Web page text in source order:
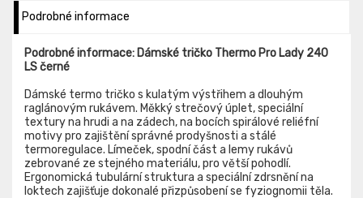
Podrobné informace
Podrobné informace: Dámské tričko Thermo Pro Lady 240
LS černé
Dámské termo tričko s kulatým výstřihem a dlouhým
raglánovým rukávem. Měkký strečový úplet, speciální
textury na hrudi a na zádech, na bocích spirálové reliéfní
motivy pro zajištění správné prodyšnosti a stálé
termoregulace. Límeček, spodní část a lemy rukávů
zebrované ze stejného materiálu, pro větší pohodlí.
Ergonomická tubulární struktura a speciální zdrsnění na
loktech zajišťuje dokonalé přizpůsobení se fyziognomii těla.